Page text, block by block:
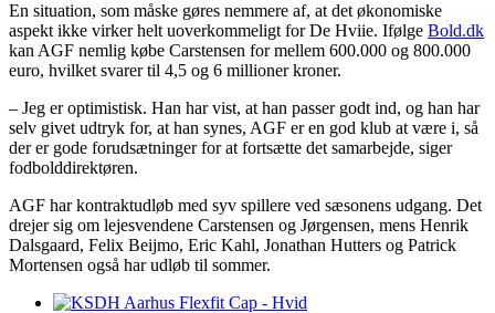
En situation, som måske gøres nemmere af, at det økonomiske
aspekt ikke virker helt uoverkommeligt for De Hviie. Ifølge Bold.dk
kan AGF nemlig købe Carstensen for mellem 600.000 og 800.000
euro, hvilket svarer til 4,5 og 6 millioner kroner.
– Jeg er optimistisk. Han har vist, at han passer godt ind, og han har
selv givet udtryk for, at han synes, AGF er en god klub at være i, så
der er gode forudsætninger for at fortsætte det samarbejde, siger
fodbolddirektøren.
AGF har kontraktudløb med syv spillere ved sæsonens udgang. Det
drejer sig om lejesvendene Carstensen og Jørgensen, mens Henrik
Dalsgaard, Felix Beijmo, Eric Kahl, Jonathan Hutters og Patrick
Mortensen også har udløb til sommer.